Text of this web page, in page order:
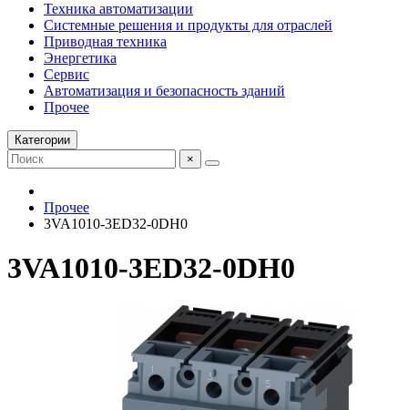
Техника автоматизации
Системные решения и продукты для отраслей
Приводная техника
Энергетика
Сервис
Автоматизация и безопасность зданий
Прочее
Категории
×
Прочее
3VA1010-3ED32-0DH0
3VA1010-3ED32-0DH0